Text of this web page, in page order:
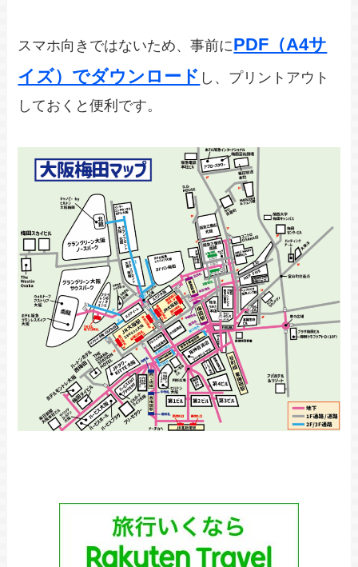
スマホ向きではないため、事前にPDF（A4サ
イズ）でダウンロード し、プリントアウト
しておくと便利です。